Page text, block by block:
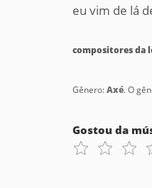
eu vim de lá
compositores da
Gênero:Axé. O
Gostou da